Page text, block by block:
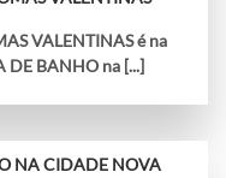
VALENTINAS é na
DE BANHO na [...]
NA CIDADE NOVA